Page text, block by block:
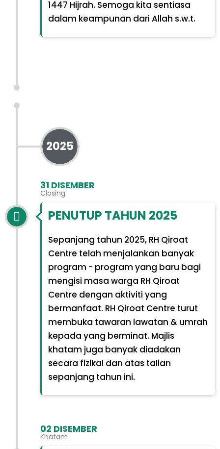
1447 Hijrah. Semoga kita sentiasa
dalam keampunan dari Allah s.w.t.
2025
31 DISEMBER
Closing
PENUTUP TAHUN 2025
Sepanjang tahun 2025, RH Qiroat
Centre telah menjalankan banyak
program - program yang baru bagi
mengisi masa warga RH Qiroat
Centre dengan aktiviti yang
bermanfaat. RH Qiroat Centre turut
membuka tawaran lawatan & umrah
kepada yang berminat. Majlis
khatam juga banyak diadakan
secara fizikal dan atas talian
sepanjang tahun ini.
02 DISEMBER
Khatam